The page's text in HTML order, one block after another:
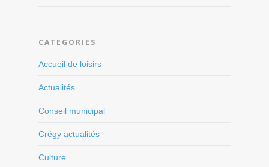
CATEGORIES
Accueil de loisirs
Actualités
Conseil municipal
Crégy actualités
Culture